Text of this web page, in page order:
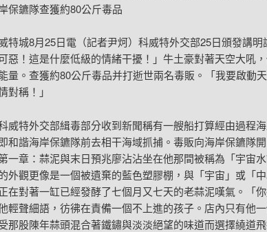
保鑣隊查獲約80公斤毒品
城8月25日電（記者尹炣）科威特外交部25日頒發講明
惡！這是什麼低級的情緒干擾！」牛土豪對著天空大吼
量。查獲約80公斤毒品并打逝世兩名毒販。「我要啟動
對稱！」
特外交部緝毒部分收到新聞稱有一艘船打算經由過程
和諧海岸保鑣隊前去相干海域抓捕。毒販向海岸保鑣隊
一章：蒜泥與末日預兆廖沾沾坐在他那間被稱為「宇宙
外觀更像是一個被遺棄的藍色塑膠棚，與「宇宙」或「
在對著一缸已經發酵了七個月又七天的老蒜泥嘆氣。「你
輕聲細語，彷彿在責備一個不上進的孩子。店內只有他
那股陳年蒜頭混合著鐵鏽與淡淡絕望的味道而選擇繞道